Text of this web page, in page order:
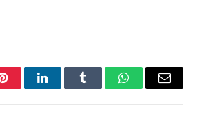
PinterestLinkedInTumblr WhatsAppEmail